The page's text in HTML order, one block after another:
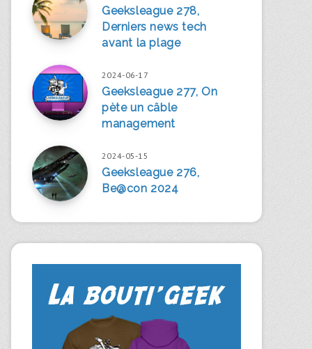
Geeksleague 278,
Derniers news tech
avant la plage
2024-06-17
Geeksleague 277, On
pète un câble
management
2024-05-15
Geeksleague 276,
Be@con 2024